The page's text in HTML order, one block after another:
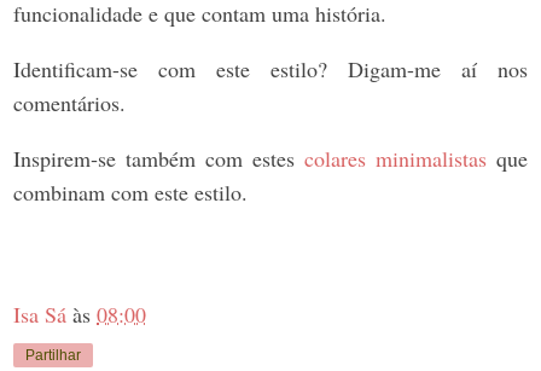
funcionalidade e que contam uma história.
Identificam-se com este estilo? Digam-me aí nos
comentários.
Inspirem‑se também com estescolares minimalistas que
combinam com este estilo.
Isa Sá às 08:00
Partilhar